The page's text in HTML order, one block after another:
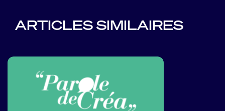
ARTICLES SIMILAIRES